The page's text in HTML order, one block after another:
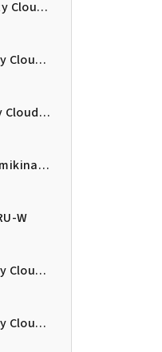
Pánské běžecké trailové boty Cloudultra 3
Dámské silniční běžecké boty Cloudswift 4
Pánské silniční běžecké boty Cloudsurfer Max
Dámská zateplená fleecová mikina s kapucí Kilpi NEVIA-W
W
Dámské silniční běžecké boty Cloudmonster 3
Dámské silniční běžecké boty Cloudmonster 3